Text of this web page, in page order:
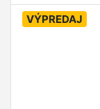
VÝPREDAJ